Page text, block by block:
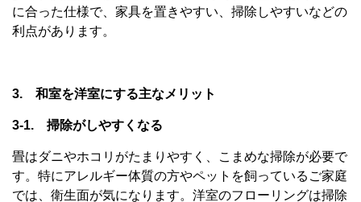
に合った仕様で、家具を置きやすい、掃除しやすいなどの
利点があります。
3. 和室を洋室にする主なメリット
3-1. 掃除がしやすくなる
畳はダニやホコリがたまりやすく、こまめな掃除が必要で
す。特にアレルギー体質の方やペットを飼っているご家庭
では、衛生面が気になります。洋室のフローリングは掃除